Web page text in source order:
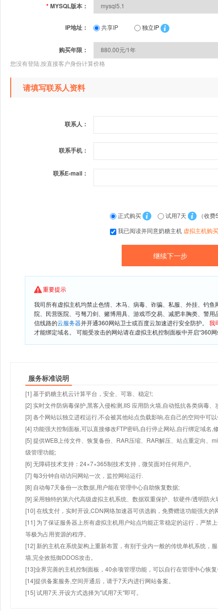
*MYSQL版本：
IP地址： 共享IP 独立IP
购买年限：
您没有登陆,按直接客户身份计算价格
请填写联系人资料
联系人：
联系手机：
联系E-mail：
正式购买 试用7天
（收费
我已阅读并同意奶糖主机 虚拟主机购
重要提示
我司所有虚拟主机均禁止色情、木马、病毒、诈骗、私服、外挂、钓
院、民营医院、弓驽刀剑、赌博用具、游戏币交易、减肥丰胸类、警
信线路的云服务器并开通360网站卫士或百度云加速进行安全防护。 我
才能绑定域名。 可能受攻击的网站请在虚拟主机控制面板中开启“360
服务标准说明
[1] 基于奶糖主机云计算平台，安全、可靠、稳定!;
[2] 实时文件防病毒保护,黑客入侵检测,IIS 应用防火墙,自动抵抗各类病毒、
[3] 各个网站以独立进程运行,不会被其他站点负载影响,在自己的空间中可
[4] 功能强大控制面板,可以直接修改FTP密码,自行停止网站,自行绑定域名,
[5] 提供WEB上传文件、恢复备份、RAR压缩、RAR解压、站点重定向、
级管理功能;
[6] 无障碍技术支持：24×7×365制技术支持，微笑面对任何用户。
[7] 每3分钟自动访问网站一次，监控网站运行.
[8] 自动每7天备份一次数据,用户能在管理中心自助恢复数据;
[9] 采用独特的第六代高级虚拟主机系统、数据双重保护、软硬件/透明防火
[10] 在线支付，实时开设,CDN网络加速器可供选购，免费赠送功能强大
[11] 为了保证服务器上所有虚拟主机用户站点均能正常稳定的运行，严禁
等极为占用资源的程序。
[12] 新的主机在系统架构上重新布置，有别于业内一般的传统单机系统，
墙,完全效抵御DDOS攻击。
[13]业界完善的主机控制面板，40余项管理功能，可以自行在管理中心恢
[14]提供备案服务,空间开通后，请于7天内进行网站备案。
[15] 试用7天.开设方式选择为"试用7天"即可。